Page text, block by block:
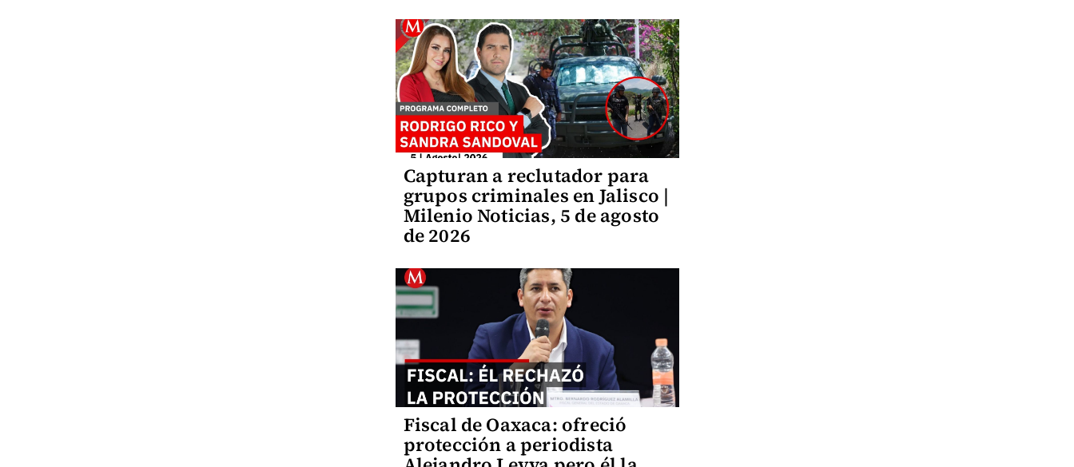
Capturan a reclutador para
grupos criminales en Jalisco |
Milenio Noticias, 5 de agosto
de 2026
Fiscal de Oaxaca: ofreció
protección a periodista